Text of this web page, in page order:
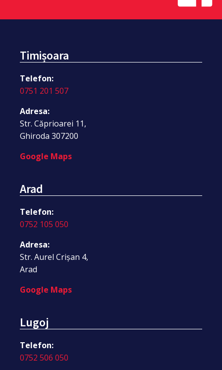
Timișoara
Telefon:
0751 201 507
Adresa:
Str. Căprioarei 11,
Ghiroda 307200
Google Maps
Arad
Telefon:
0752 105 050
Adresa:
Str. Aurel Crișan 4,
Arad
Google Maps
Lugoj
Telefon:
0752 506 050